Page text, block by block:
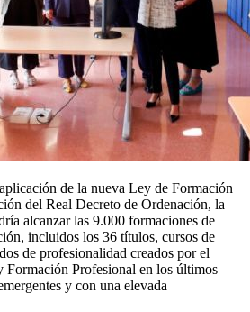
de la nueva Ley de Formación
del Real Decreto de Ordenación, la
alcanzar las 9.000 formaciones de
incluidos los 36 títulos, cursos de
de profesionalidad creados por el
Profesional en los últimos
y con una elevada